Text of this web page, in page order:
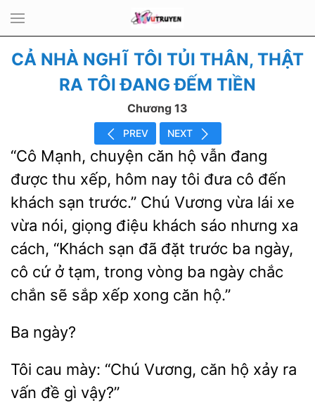
CẢ NHÀ NGHĨ TÔI TỦI THÂN, THẬT
RA TÔI ĐANG ĐẾM TIỀN
Chương 13
PREV NEXT
“Cô Mạnh, chuyện căn hộ
đang
được thu xếp, hôm
tôi đưa cô đến
khách sạn trước.” Chú Vương vừa lái xe
vừa nói, giọng điệu
sáo nhưng xa
cách, “Khách sạn đã đặt trước ba ngày,
cô cứ ở tạm, trong vòng ba ngày chắc
chắn sẽ sắp xếp xong căn hộ.”
Tôi cau mày: “Chú
căn hộ xảy
đề gì vậy?”